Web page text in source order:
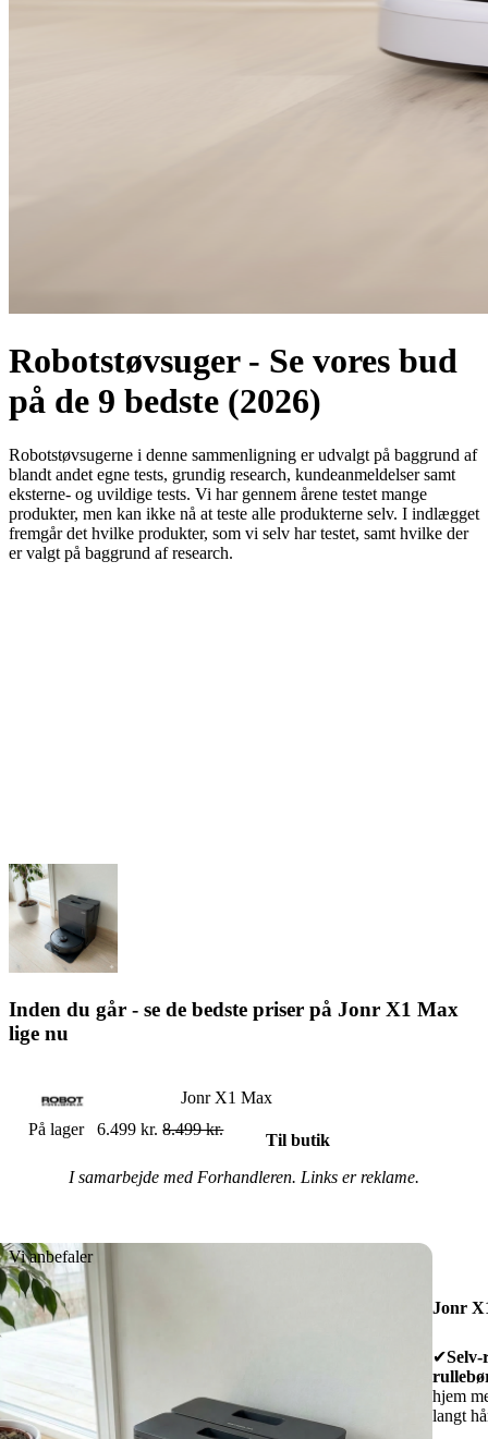
Robotstøvsuger - Se vores bud
på de 9 bedste (2026)
Robotstøvsugerne i denne sammenligning er udvalgt på baggrund af
blandt andet egne tests, grundig research, kundeanmeldelser samt
eksterne- og uvildige tests. Vi har gennem årene testet mange
produkter, men kan ikke nå at teste alle produkterne selv. I indlægget
fremgår det hvilke produkter, som vi selv har testet, samt hvilke der
er valgt på baggrund af research.
Inden du går - se de bedste priser på Jonr X1 Max
lige nu
Jonr X1 Max
På lager
6.499 kr.8.499 kr.
Til butik
I samarbejde med Forhandleren. Links er reklame.
Jonr
✔Selv-
hjem
langt